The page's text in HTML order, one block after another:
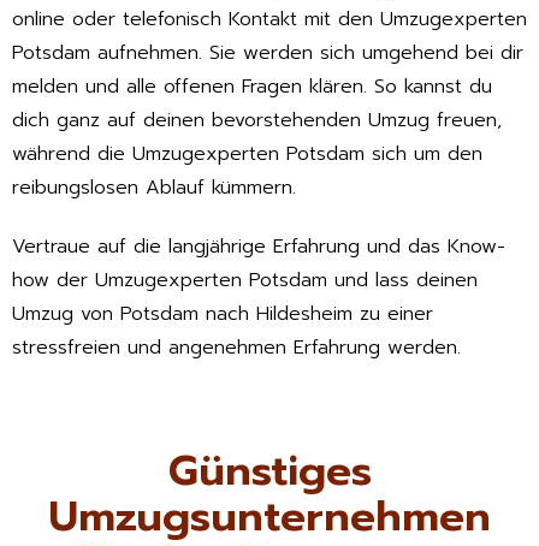
online oder telefonisch Kontakt mit den Umzugexperten
Potsdam aufnehmen. Sie werden sich umgehend bei dir
melden und alle offenen Fragen klären. So kannst du
dich ganz auf deinen bevorstehenden Umzug freuen,
während die Umzugexperten Potsdam sich um den
reibungslosen Ablauf kümmern.
Vertraue auf die langjährige Erfahrung und das Know-
how der Umzugexperten Potsdam und lass deinen
Umzug von Potsdam nach Hildesheim zu einer
stressfreien und angenehmen Erfahrung werden.
Günstiges
Umzugsunternehmen